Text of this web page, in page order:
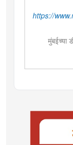
https://
मुंबईच्या
साठी